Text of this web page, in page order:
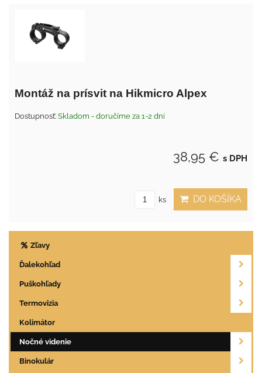
Montáž na prísvit na Hikmicro Alpex
Dostupnosť: Skladom - doručíme za 1-2 dni
38,95 € s DPH
ks DO KOŠÍKA
Zľavy
Ďalekohľad
Puškohľady
Termovizia
Kolimátor
Nočné videnie
Binokulár